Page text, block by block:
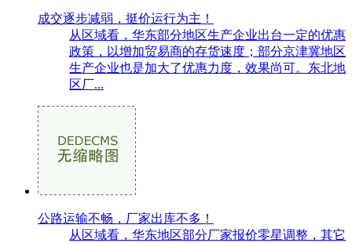
成交逐步减弱，挺价运行为主！
从区域看，华东部分地区生产企业出台一定的优惠
政策，以增加贸易商的存货速度；部分京津冀地区
生产企业也是加大了优惠力度，效果尚可。东北地
区厂...
公路运输不畅，厂家出库不多！
从区域看，华东地区部分厂家报价零星调整，其它